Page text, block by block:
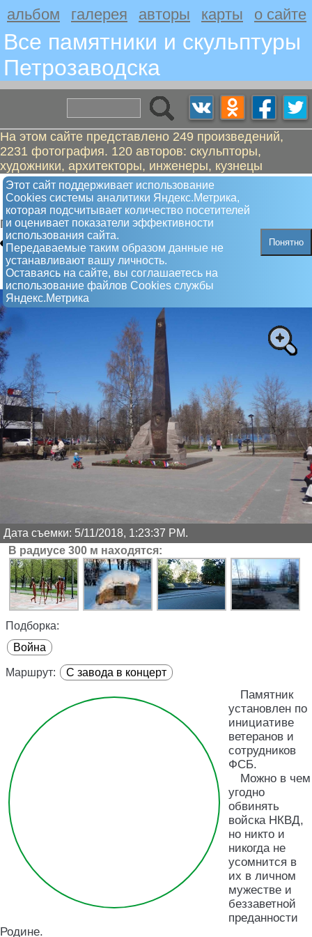
альбом галерея авторы карты о сайте
Все памятники и скульптуры
Петрозаводскa
На этом сайте представлено 249 произведений,
2231 фотография. 120 авторов: скульпторы,
художники, архитекторы, инженеры, кузнецы
Этот сайт поддерживает использование
Сookies системы аналитики Яндекс.Метрика,
которая подсчитывает количество посетителей
и оценивает показатели эффективности
использования сайта.
Передаваемые таким образом данные не
устанавливают вашу личность.
Оставаясь на сайте, вы соглашаетесь на
использование файлов Сookies службы
Яндекс.Метрика
Понятно
Сотрудникам органов безопасности
Карелии – защитникам Отечества
Памятник
Дата съемки: 5/11/2018, 1:23:37 PM.
В радиусе 300 м находятся:
Подборка:
Война
Маршрут: С завода в концерт
Памятник
установлен по
инициативе
ветеранов и
сотрудников
ФСБ.
Можно в чем
угодно
обвинять
войска НКВД,
но никто и
никогда не
усомнится в
их в личном
мужестве и
беззаветной
преданности
Родине.